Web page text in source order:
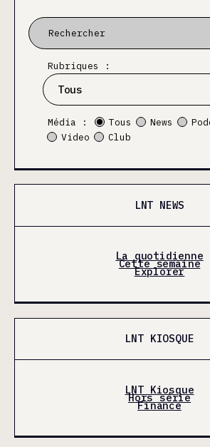
Rubriques :
Média : Tous News
Video
Club
LNT NEWS
La quotidienne
Cette semaine
Explorer
LNT KIOSQUE
LNT Kiosque
Hors série
Finance